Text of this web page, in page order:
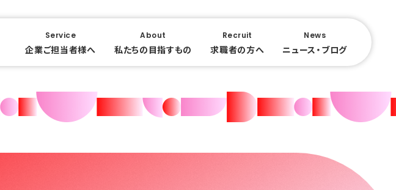
Service
企業ご担当者様へ
About
私たちの目指すもの
Recruit
求職者の方へ
News
ニュース・ブログ